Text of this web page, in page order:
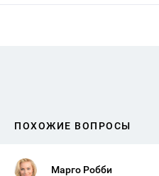
ПОХОЖИЕ ВОПРОСЫ
Марго Робби